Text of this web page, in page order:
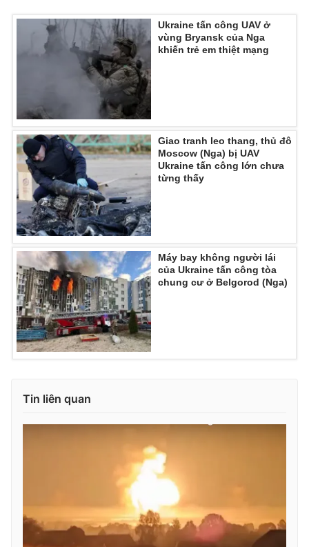
VTV Money VTV Thể thao
VTV Sức khoẻ Bất động sản
Thị trường 24h Tấm lòng Việt
VTV4 Vươn mình bằng AI
VTV9 VTV8
Liên hệ tòa soạn English
THỜI BÁO VTV
Thời báo VTV
Giấy phép hoạt động báo in và báo điện tử số 483/GP-BTTTT
Vũ Thanh Thủy
Nguyễn Thị Mỹ Hạnh, Phạm Quốc Thắng,
Nguyễn Trọng Ninh
Tổng đài VTV: 024.38 355 931 - 024.38 355 932
Ukraine tấn công UAV ở
vùng Bryansk của Nga
khiến trẻ em thiệt mạng
Giao tranh leo thang, thủ đô
Moscow (Nga) bị UAV
Ukraine tấn công lớn chưa
từng thấy
Máy bay không người lái
của Ukraine tấn công tòa
chung cư ở Belgorod (Nga)
Tin liên quan